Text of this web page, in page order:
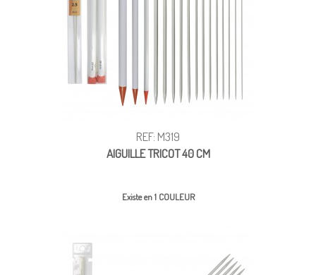
REF: M319
AIGUILLE TRICOT 40 CM
Existe en 1 COULEUR